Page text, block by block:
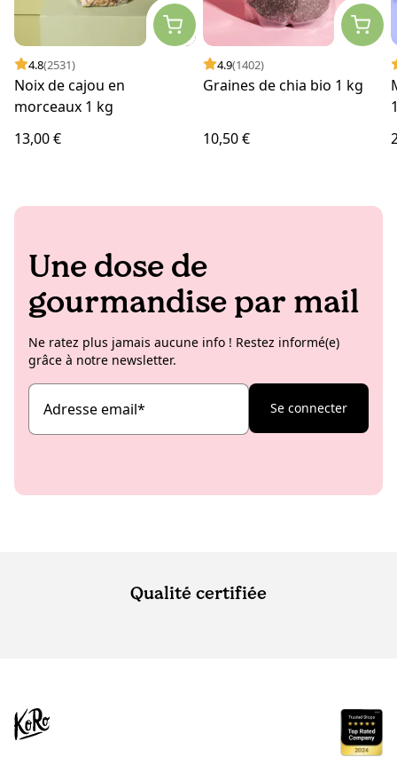
4.8(2531)
Noix de cajou en
morceaux 1 kg
13,00 €
4.9(1402)
Graines de chia bio 1 kg
10,50 €
Une dose de
gourmandise par mail
Ne ratez plus jamais aucune info ! Restez informé(e)
grâce à notre newsletter.
Adresse email* Se connecter
Qualité certifiée